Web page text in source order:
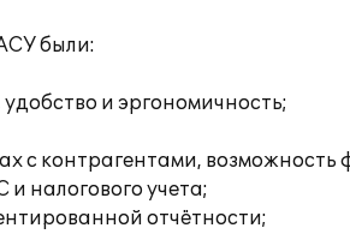
были:
и эргономичность;
с контрагентами,
налогового учета;
отчётности;